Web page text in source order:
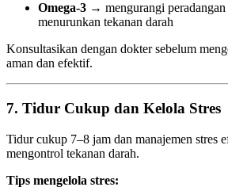
Omega-3 → mengurangi
menurunkan tekanan darah
Konsultasikan dengan dokter sebelum
aman dan efektif.
7. Tidur Cukup dan Kelola Stres
Tidur cukup 7–8 jam dan manajemen stres
mengontrol tekanan darah.
Tips mengelola stres: